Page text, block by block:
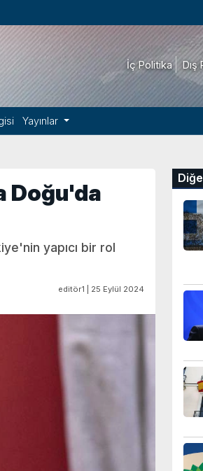
İç Politika Dış
Yayınlar
Doğu'da
yapıcı bir rol
editör1 | 25 Eylül 2024